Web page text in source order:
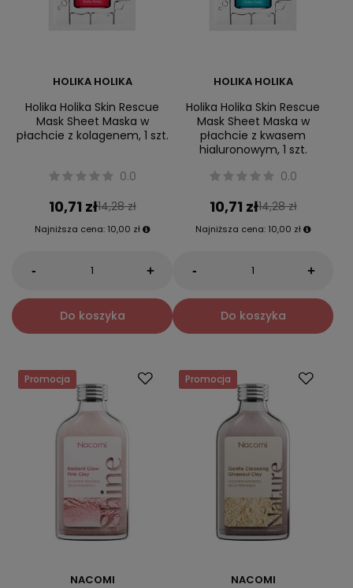
HOLIKA HOLIKA
Holika Holika Skin Rescue
Mask Sheet Maska w
płachcie z kolagenem, 1 szt.
0.0
10,71 zł14,28 zł
Najniższa cena: 10,00 zł
- +
Do koszyka
HOLIKA HOLIKA
Holika Holika Skin Rescue
Mask Sheet Maska w
płachcie z kwasem
hialuronowym, 1 szt.
0.0
10,71 zł14,28 zł
Najniższa cena: 10,00 zł
- +
Do koszyka
Promocja
NACOMI
Promocja
NACOMI